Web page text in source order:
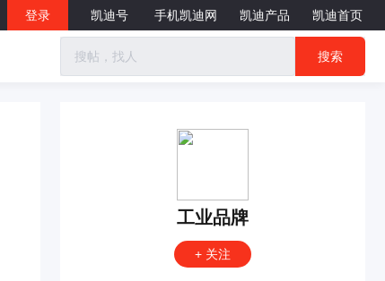
登录 凯迪号 手机凯迪网 凯迪产品 凯迪首页
搜索
工业品牌
+ 关注